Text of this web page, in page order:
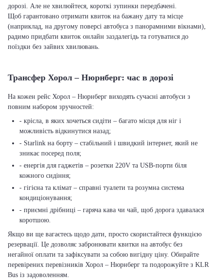
дорозі. Але не хвилюйтеся, короткі зупинки передбачені.
Щоб гарантовано отримати квиток на бажану дату та місце
(наприклад, на другому поверсі автобуса з панорамними вікнами),
радимо придбати квиток онлайн заздалегідь та готуватися до
поїздки без зайвих хвилювань.
Трансфер Хорол – Нюрнберг: час в дорозі
На кожен рейс Хорол – Нюрнберг виходять сучасні автобуси з
повним набором зручностей:
- крісла, в яких хочеться сидіти – багато місця для ніг і
можливість відкинутися назад;
- Starlink на борту – стабільний і швидкий інтернет, який не
зникає посеред поля;
- енергія для гаджетів – розетки 220V та USB-порти біля
кожного сидіння;
- гігієна та клімат – справні туалети та розумна система
кондиціонування;
- приємні дрібниці – гаряча кава чи чай, щоб дорога здавалася
коротшою.
Якщо ви ще вагаєтесь щодо дати, просто скористайтеся функцією
резервації. Це дозволяє забронювати квитки на автобус без
негайної оплати та зафіксувати за собою вигідну ціну. Обирайте
перевірених перевізників Хорол – Нюрнберг та подорожуйте з KLR
Bus із задоволенням.